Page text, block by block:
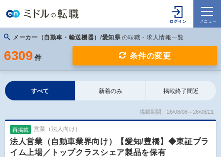
メーカー（自動車・輸送機器）/愛知県 の転職・求人情報一覧
6309 件 条件の変更
すべて 新着のみ 掲載終了間近
掲載期間：26/08/08～26/08/21
再掲載 営業（法人向け）
法人営業（自動車業界向け）【愛知/豊橋】◆東証プラ
イム上場／トップクラスシェア製品を保有